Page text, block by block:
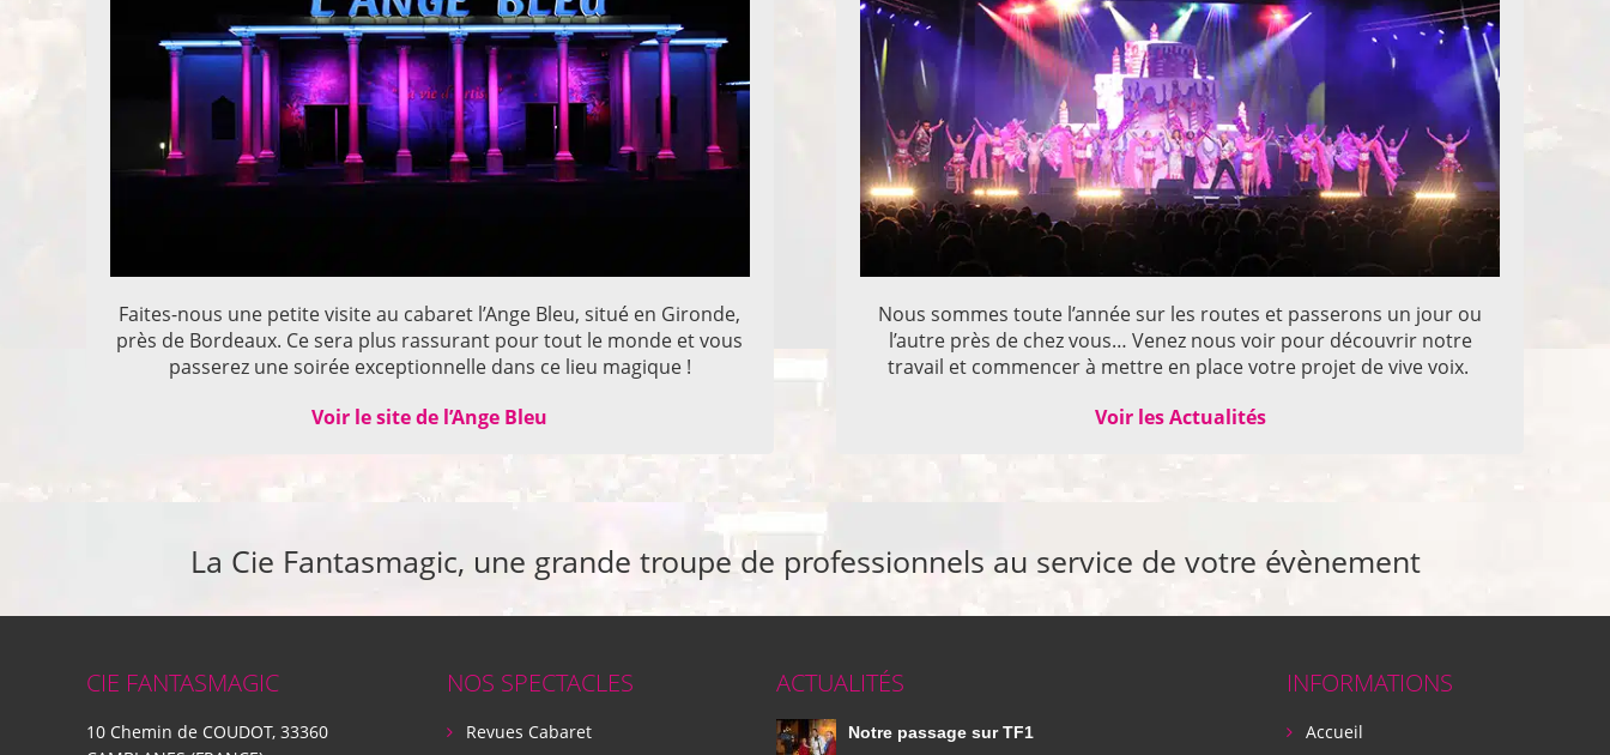
Faites-nous une petite visite au cabaret l’Ange Bleu, situé en Gironde,
près de Bordeaux. Ce sera plus rassurant pour tout le monde et vous
passerez une soirée exceptionnelle dans ce lieu magique !
Voir le site de l’Ange Bleu
Nous sommes toute l’année sur les routes et passerons un jour ou
l’autre près de chez vous… Venez nous voir pour découvrir notre
travail et commencer à mettre en place votre projet de vive voix.
Voir les Actualités
La Cie Fantasmagic, une grande troupe de professionnels au service de votre évènement
CIE FANTASMAGIC
10 Chemin de COUDOT, 33360
NOS SPECTACLES
Revues Cabaret
ACTUALITÉS
Notre passage sur TF1
INFORMATIONS
Accueil